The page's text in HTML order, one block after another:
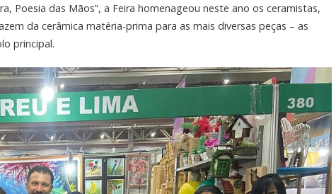
Poesia das Mãos”, a Feira homenageou neste ano os ceramistas,
da cerâmica matéria-prima para as mais diversas peças – as
principal.